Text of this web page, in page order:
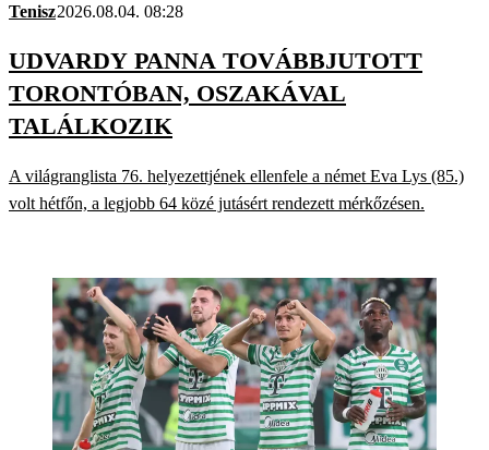
Tenisz2026.08.04. 08:28
UDVARDY PANNA TOVÁBBJUTOTT
TORONTÓBAN, OSZAKÁVAL
TALÁLKOZIK
A világranglista 76. helyezettjének ellenfele a német Eva Lys (85.)
volt hétfőn, a legjobb 64 közé jutásért rendezett mérkőzésen.